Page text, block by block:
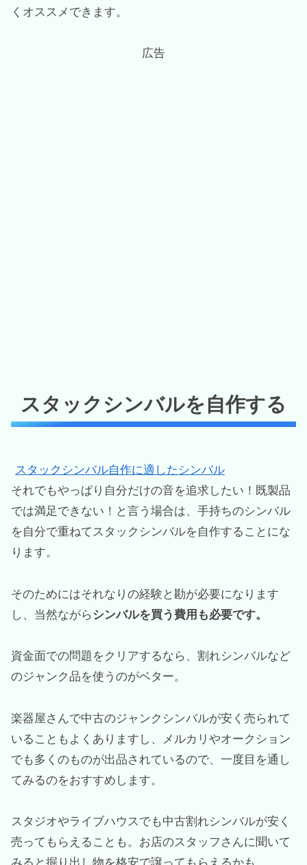
くオススメできます。
広告
スタックシンバルを自作する
スタックシンバル自作に適したシンバル
それでもやっぱり自分だけの音を追求したい！既製品
では満足できない！と言う場合は、手持ちのシンバル
を自分で重ねてスタックシンバルを自作することにな
ります。
そのためにはそれなりの経験と勘が必要になります
し、当然ながらシンバルを買う費用も必要です。
資金面での問題をクリアするなら、割れシンバルなど
のジャンク品を使うのがベター。
楽器屋さんで中古のジャンクシンバルが安く売られて
いることもよくありますし、メルカリやオークション
でも多くのものが出品されているので、一度目を通し
てみるのをおすすめします。
スタジオやライブハウスでも中古割れシンバルが安く
売ってもらえることも。お店のスタッフさんに聞いて